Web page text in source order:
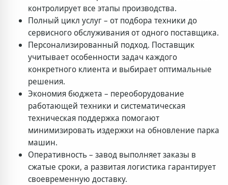
контролирует все этапы производства.
Полный цикл услуг – от подбора техники до
сервисного обслуживания от одного поставщика.
Персонализированный подход. Поставщик
учитывает особенности задач каждого
конкретного клиента и выбирает оптимальные
решения.
Экономия бюджета – переоборудование
работающей техники и систематическая
техническая поддержка помогают
минимизировать издержки на обновление парка
машин.
Оперативность – завод выполняет заказы в
сжатые сроки, а развитая логистика гарантирует
своевременную доставку.